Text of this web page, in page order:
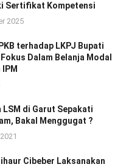
Sertifikat Kompetensi
2025
terhadap LKPJ Bupati
Dalam Belanja Modal
LSM di Garut Sepakati
Bakal Menggugat ?
Cibeber Laksanakan